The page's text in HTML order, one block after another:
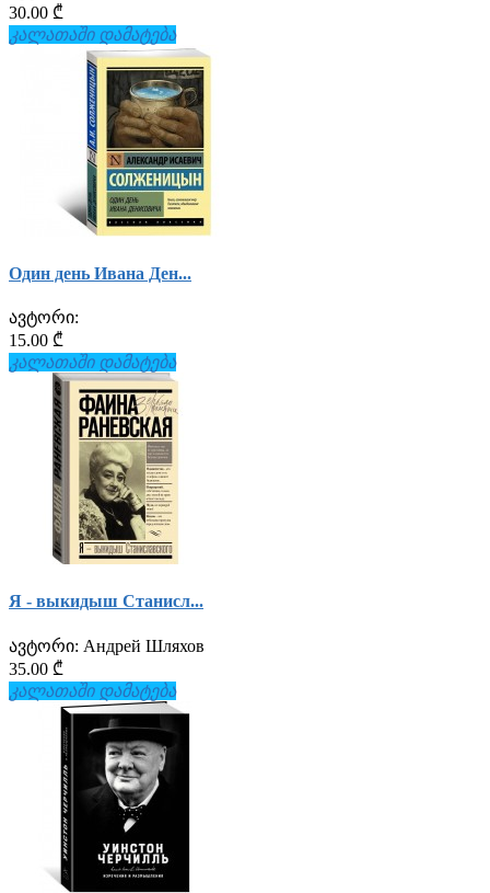
30.00 ₾
კალათაში დამატება
Один день Ивана Ден...
ავტორი:
15.00 ₾
კალათაში დამატება
Я - выкидыш Станисл...
ავტორი: Андрей Шляхов
35.00 ₾
კალათაში დამატება